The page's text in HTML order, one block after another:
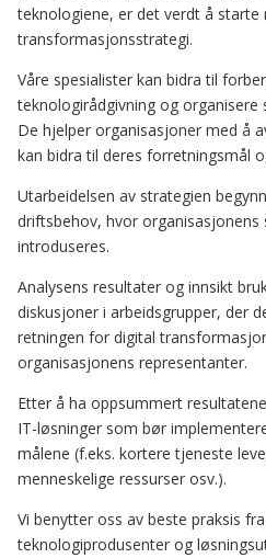
teknologiene, er det verdt å starte
transformasjonsstrategi.
Våre spesialister kan bidra til
teknologirådgivning og organisere
De hjelper organisasjoner med å
kan bidra til deres forretningsmål
Utarbeidelsen av strategien
driftsbehov, hvor
introduseres.
Analysens resultater og innsikt
diskusjoner i arbeidsgrupper, der
retningen for digital
organisasjonens representanter.
Etter å ha oppsummert
IT-løsninger som bør
målene (f.eks. kortere tjeneste
menneskelige ressurser osv.).
Vi benytter oss av beste praksis
teknologiprodusenter og